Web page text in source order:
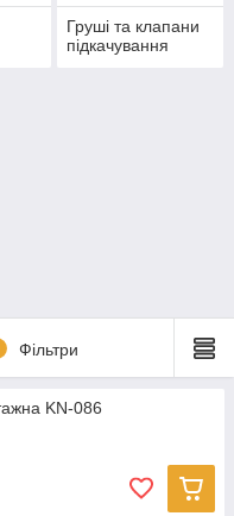
Груші та клапани
підкачування
Фільтри
KN-086